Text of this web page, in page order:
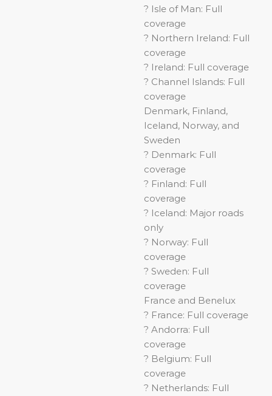
? Isle of Man: Full
coverage
? Northern Ireland: Full
coverage
? Ireland: Full coverage
? Channel Islands: Full
coverage
Denmark, Finland,
Iceland, Norway, and
Sweden
? Denmark: Full
coverage
? Finland: Full
coverage
? Iceland: Major roads
only
? Norway: Full
coverage
? Sweden: Full
coverage
France and Benelux
? France: Full coverage
? Andorra: Full
coverage
? Belgium: Full
coverage
? Netherlands: Full